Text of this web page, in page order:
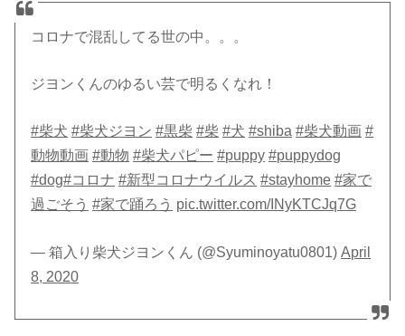
コロナで混乱してる世の中。。。
ジヨンくんのゆるい芸で明るくなれ！
#柴犬 #柴犬ジヨン #黒柴 #柴 #犬 #shiba #柴犬動画 #
動物動画 #動物 #柴犬パピー #puppy #puppydog
#dog#コロナ #新型コロナウイルス #stayhome #家で
過ごそう #家で踊ろう pic.twitter.com/INyKTCJq7G
— 箱入り柴犬ジヨンくん (@Syuminoyatu0801)April
8, 2020